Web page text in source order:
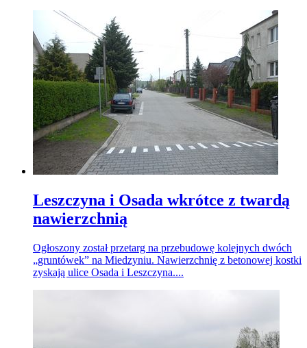
Leszczyna i Osada wkrótce z twardą
nawierzchnią
Ogłoszony został przetarg na przebudowę kolejnych dwóch
„gruntówek” na Miedzyniu. Nawierzchnię z betonowej kostki
zyskają ulice Osada i Leszczyna....